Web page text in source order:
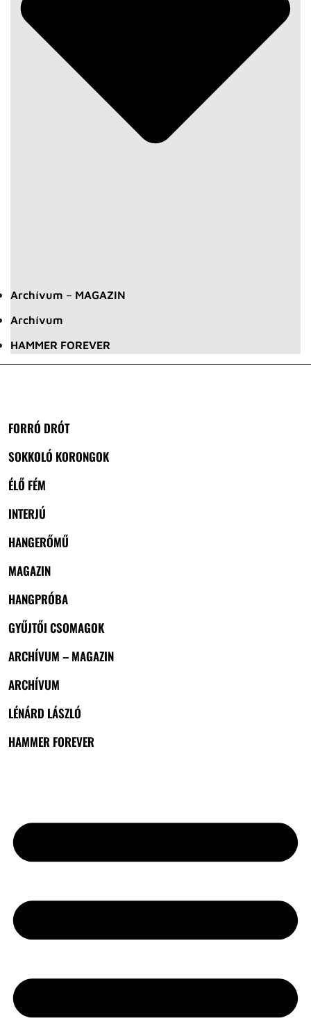
Archívum – MAGAZIN
Archívum
HAMMER FOREVER
FORRÓ DRÓT
SOKKOLÓ KORONGOK
ÉLŐ FÉM
INTERJÚ
HANGERŐMŰ
MAGAZIN
HANGPRÓBA
GYŰJTŐI CSOMAGOK
ARCHÍVUM – MAGAZIN
ARCHÍVUM
LÉNÁRD LÁSZLÓ
HAMMER FOREVER